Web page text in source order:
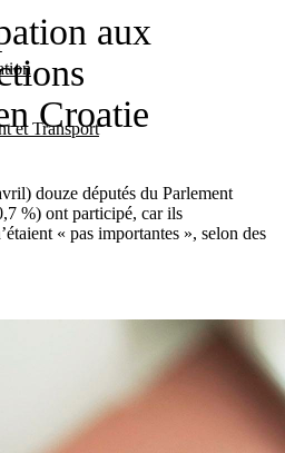
et Transport
aux
Croatie
douze députés du Parlement
%) ont participé, car ils
« pas importantes », selon des